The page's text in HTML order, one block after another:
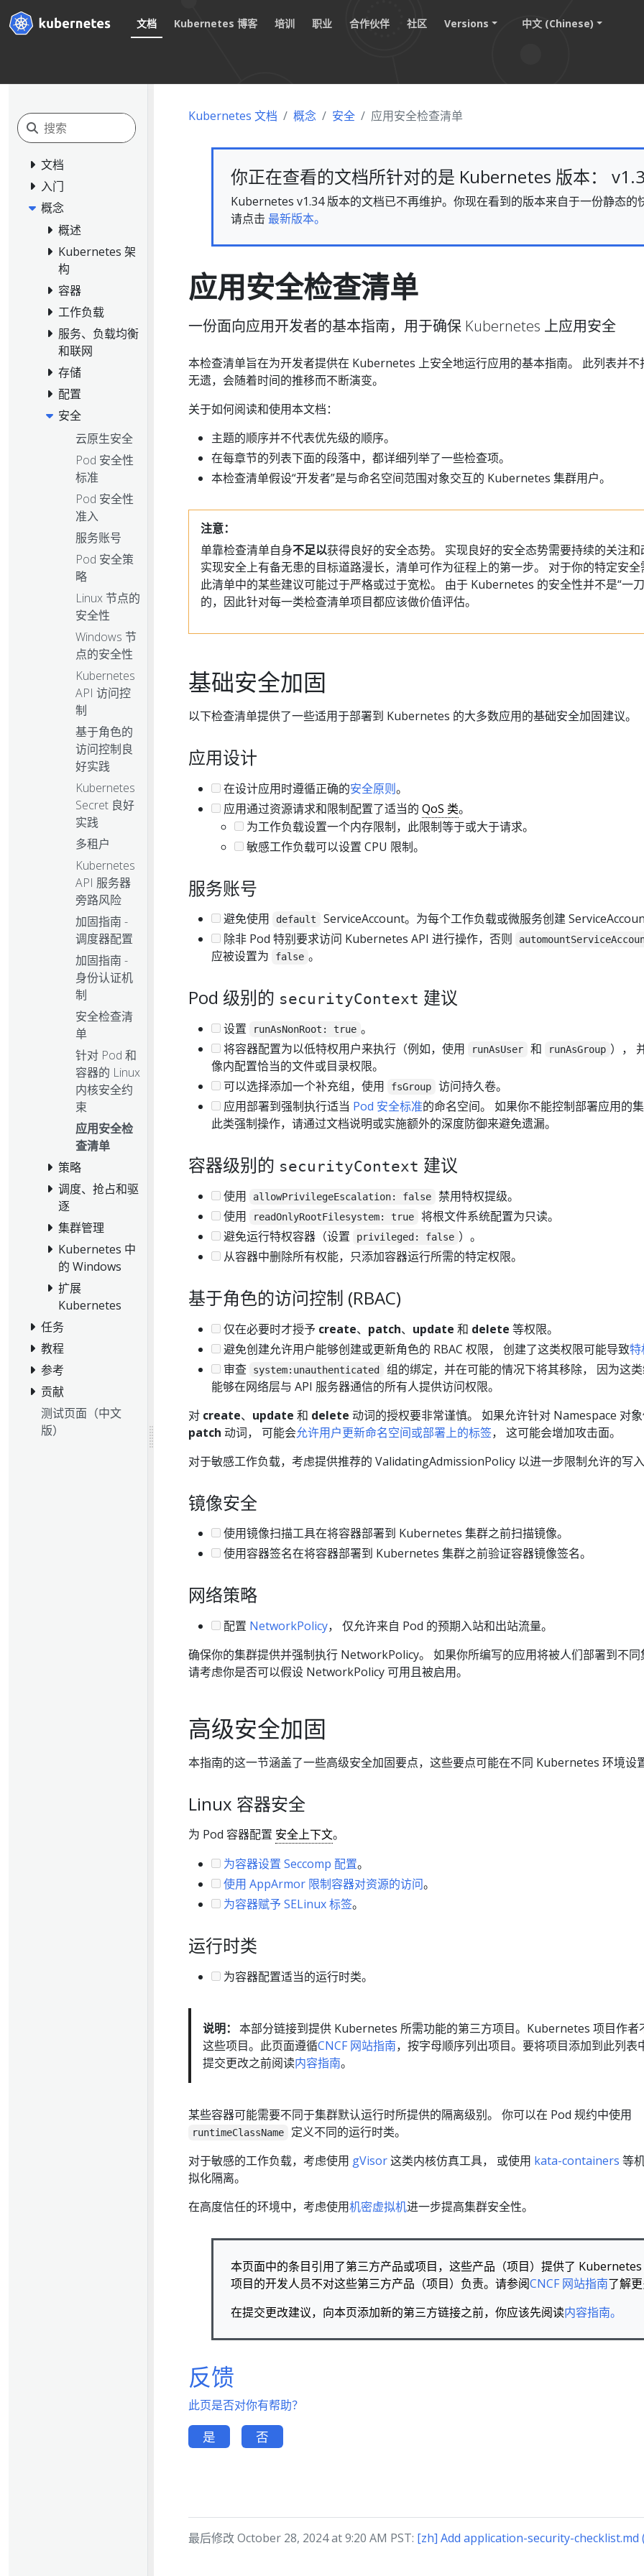
文档 Kubernetes 博客 培训 职业 合作伙伴 社区 Versions 中文 (Chinese)
文档
入门
概念
概述
Kubernetes 架
构
容器
工作负载
服务、负载均衡
和联网
存储
配置
安全
云原生安全
Pod 安全性
标准
Pod 安全性
准入
服务账号
Pod 安全策
略
Linux 节点的
安全性
Windows 节
点的安全性
Kubernetes
API 访问控
制
基于角色的
访问控制良
好实践
Kubernetes
Secret 良好
实践
多租户
Kubernetes
API 服务器
旁路风险
加固指南 -
调度器配置
加固指南 -
身份认证机
制
安全检查清
单
针对 Pod 和
容器的 Linux
内核安全约
束
应用安全检
查清单
策略
调度、抢占和驱
逐
集群管理
Kubernetes 中
的 Windows
扩展
Kubernetes
任务
教程
参考
贡献
测试页面（中文
版）
Kubernetes 文档 概念 安全 应用安全检查清单
你正在查看的文档所针对的是 Kubernetes 版本：
Kubernetes v1.34 版本的文档已不再维护。你现在看到的版本来自于一份静态的
请点击 最新版本。
应用安全检查清单
一份面向应用开发者的基本指南，用于确保 Kubernetes 上应用安全
本检查清单旨在为开发者提供在 Kubernetes 上安全地运行应用的基本指南。 此列表并不
无遗，会随着时间的推移而不断演变。
关于如何阅读和使用本文档：
主题的顺序并不代表优先级的顺序。
在每章节的列表下面的段落中，都详细列举了一些检查项。
本检查清单假设“开发者”是与命名空间范围对象交互的 Kubernetes 集群用户。
注意：
单靠检查清单自身不足以获得良好的安全态势。 实现良好的安全态势需要持续的关注和
实现安全上有备无患的目标道路漫长，清单可作为征程上的第一步。 对于你的特定安全
此清单中的某些建议可能过于严格或过于宽松。 由于 Kubernetes 的安全性并不是“一
的，因此针对每一类检查清单项目都应该做价值评估。
基础安全加固
以下检查清单提供了一些适用于部署到 Kubernetes 的大多数应用的基础安全加固建议。
应用设计
在设计应用时遵循正确的安全原则。
应用通过资源请求和限制配置了适当的 QoS 类。
为工作负载设置一个内存限制，此限制等于或大于请求。
敏感工作负载可以设置 CPU 限制。
服务账号
避免使用 default
ServiceAccount。为每个工作负载或微服务创建
除非 Pod 特别要求访问 Kubernetes API 进行操作，否则
应被设置为 false 。
Pod 级别的 securityContext 建议
设置 runAsNonRoot: true 。
将容器配置为以低特权用户来执行（例如，使用
runAsUser 和 runAsGroup ），
像内配置恰当的文件或目录权限。
可以选择添加一个补充组，使用
fsGroup
访问持久卷。
应用部署到强制执行适当 Pod 安全标准的命名空间。 如果你不能控制部署应用的
此类强制操作，请通过文档说明或实施额外的深度防御来避免遗漏。
容器级别的 securityContext 建议
使用 allowPrivilegeEscalation: false
禁用特权提级。
使用
readOnlyRootFilesystem: true
将根文件系统配置为只读。
避免运行特权容器（设置
privileged: false ）。
从容器中删除所有权能，只添加容器运行所需的特定权限。
基于角色的访问控制 (RBAC)
仅在必要时才授予 create、 patch、 update 和 delete 等权限。
避免创建允许用户能够创建或更新角色的 RBAC 权限， 创建了这类权限可能导致特
审查
system:unauthenticated
组的绑定，并在可能的情况下将其移除， 因为这
能够在网络层与 API 服务器通信的所有人提供访问权限。
对 create、 update 和 delete 动词的授权要非常谨慎。 如果允许针对 Namespace 对
patch 动词， 可能会允许用户更新命名空间或部署上的标签， 这可能会增加攻击面。
对于敏感工作负载，考虑提供推荐的 ValidatingAdmissionPolicy 以进一步限制允许的写入
镜像安全
使用镜像扫描工具在将容器部署到 Kubernetes 集群之前扫描镜像。
使用容器签名在将容器部署到 Kubernetes 集群之前验证容器镜像签名。
网络策略
配置 NetworkPolicy， 仅允许来自 Pod 的预期入站和出站流量。
确保你的集群提供并强制执行 NetworkPolicy。 如果你所编写的应用将被人们部署到不同
请考虑你是否可以假设 NetworkPolicy 可用且被启用。
高级安全加固
本指南的这一节涵盖了一些高级安全加固要点，这些要点可能在不同 Kubernetes 环境设
Linux 容器安全
为 Pod 容器配置 安全上下文。
为容器设置 Seccomp 配置。
使用 AppArmor 限制容器对资源的访问。
为容器赋予 SELinux 标签。
运行时类
为容器配置适当的运行时类。
说明： 本部分链接到提供 Kubernetes 所需功能的第三方项目。Kubernetes 项目作者
这些项目。此页面遵循CNCF 网站指南，按字母顺序列出项目。要将项目添加到此列表
提交更改之前阅读内容指南。
某些容器可能需要不同于集群默认运行时所提供的隔离级别。 你可以在 Pod 规约中使用
runtimeClassName
定义不同的运行时类。
对于敏感的工作负载，考虑使用 gVisor这类内核仿真工具， 或使用 kata-containers 等
拟化隔离。
在高度信任的环境中，考虑使用机密虚拟机进一步提高集群安全性。
本页面中的条目引用了第三方产品或项目，这些产品（项目）提供了
项目的开发人员不对这些第三方产品（项目）负责。请参阅CNCF 网站指南了解更
在提交更改建议，向本页添加新的第三方链接之前，你应该先阅读内容指南。
反馈
此页是否对你有帮助？
是 否
最后修改 October 28, 2024 at 9:20 AM PST: [zh] Add application-security-checklist.md